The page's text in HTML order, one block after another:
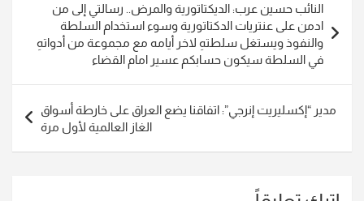
المقالات
النائب حسين عرب: الديكتاتورية والمرض.. رسالتي إلى من
ادمن على عنتريات الدكتاتورية وسوء استخدام السلطة
والنفوذ ويستغل سلطتهِ لاخر أيامه مع مجموعة من أدواتهِ
في السلطة سيكون حسابكم عسير امام القضاء
مدير “إكسليريت إنرجي”: اتفاقنا يضع العراق على خارطة أسواق
الغاز العالمية لأول مرة